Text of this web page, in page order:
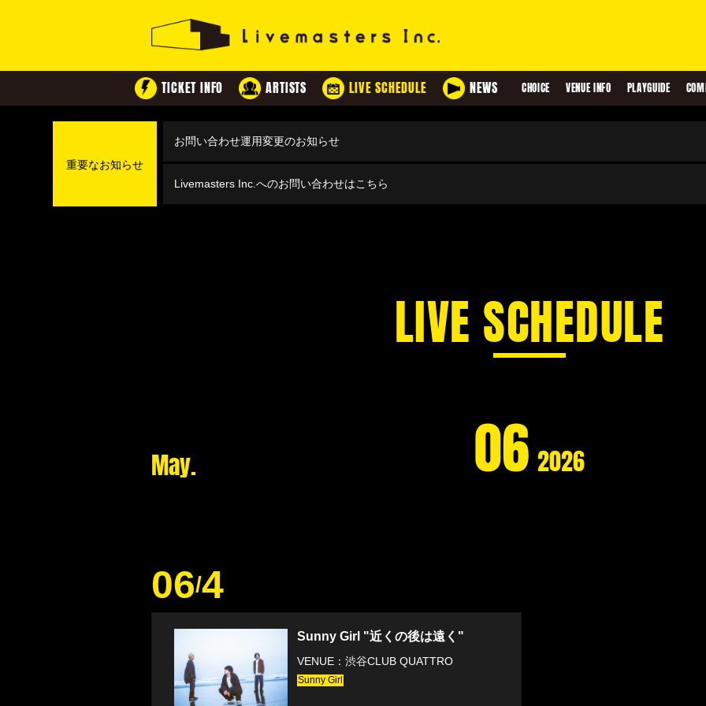
TICKET INFO ARTISTS LIVE SCHEDULE NEWS CHOICE VENUE INFO PLAYGUIDE
重要なお知らせ
お問い合わせ運用変更のお知らせ
Livemasters Inc.へのお問い合わせはこちら
LIVE SCHEDULE
06 2026
May.
06/4
Sunny Girl "近くの後は遠く"
VENUE：渋⾕CLUB QUATTRO
Sunny Girl